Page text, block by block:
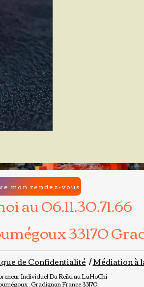
au 06.11.30.71.66
33170
mon rendez-vous
de Confidentialité /Médiation à
IndividuelDu Reiki au LaHoChi
, Gradignan France 33170